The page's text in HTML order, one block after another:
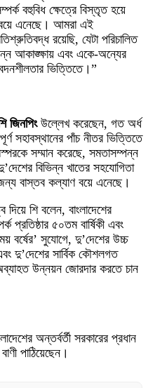
বহুবিধ ক্ষেত্রে বিস্তৃত হয়ে
এনেছে। আমরা এই
রয়েছি, যেটা পরিচালিত
আকাঙ্ক্ষায় এবং একে-অন্যের
ভিত্তিতে।”
জিনপিংউল্লেখ করেছেন, গত অর্ধ
সহাবস্থানের পাঁচ নীতর ভিত্তিতে
সম্মান করেছে, সমতাসম্পন্ন
বিভিন্ন খাতের সহযোগিতা
বাস্তব কল্যাণ বয়ে এনেছে।
শি বলেন, বাংলাদেশের
প্রতিষ্ঠার ৫০তম বার্ষিকী এবং
বর্ষের’ সুযোগে, দু’দেশের উচ্চ
দু’দেশের সার্বিক কৌশলগত
উন্নয়ন জোরদার করতে চান
অন্তর্বর্তী সরকারের প্রধান
পাঠিয়েছেন।